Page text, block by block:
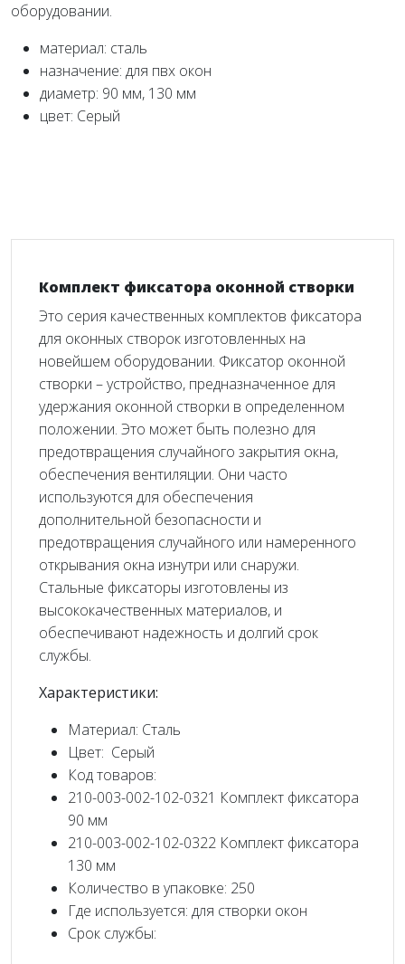
оборудовании.
материал: сталь
назначение: для пвх окон
диаметр: 90 мм, 130 мм
цвет: Серый
Комплект фиксатора оконной створки
Это серия качественных комплектов фиксатора
для оконных створок изготовленных на
новейшем оборудовании. Фиксатор оконной
створки – устройство, предназначенное для
удержания оконной створки в определенном
положении. Это может быть полезно для
предотвращения случайного закрытия окна,
обеспечения вентиляции. Они часто
используются для обеспечения
дополнительной безопасности и
предотвращения случайного или намеренного
открывания окна изнутри или снаружи.
Стальные фиксаторы изготовлены из
высококачественных материалов, и
обеспечивают надежность и долгий срок
службы.
Характеристики:
Материал: Сталь
Цвет: Серый
Код товаров:
210-003-002-102-0321 Комплект фиксатора
90 мм
210-003-002-102-0322 Комплект фиксатора
130 мм
Количество в упаковке: 250
Где используется: для створки окон
Срок службы: